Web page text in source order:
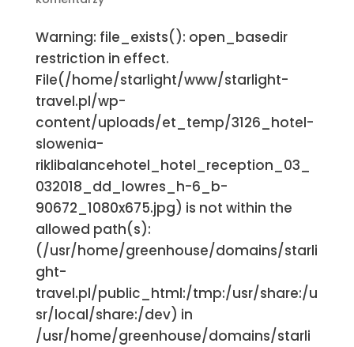
Warning: file_exists(): open_basedir
restriction in effect.
File(/home/starlight/www/starlight-
travel.pl/wp-
content/uploads/et_temp/3126_hotel-
slowenia-
riklibalancehotel_hotel_reception_03_
032018_dd_lowres_h-6_b-
90672_1080x675.jpg) is not within the
allowed path(s):
(/usr/home/greenhouse/domains/starli
ght-
travel.pl/public_html:/tmp:/usr/share:/u
sr/local/share:/dev) in
/usr/home/greenhouse/domains/starli